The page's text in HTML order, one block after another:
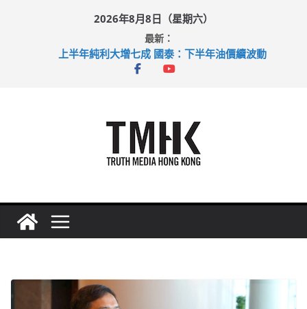
2026年8月8日（星期六）
最新：
上半年純利大增七成 國泰：下半年油價續波動
拜仁熱身賽挫維拉 啟德主場館奪錦標